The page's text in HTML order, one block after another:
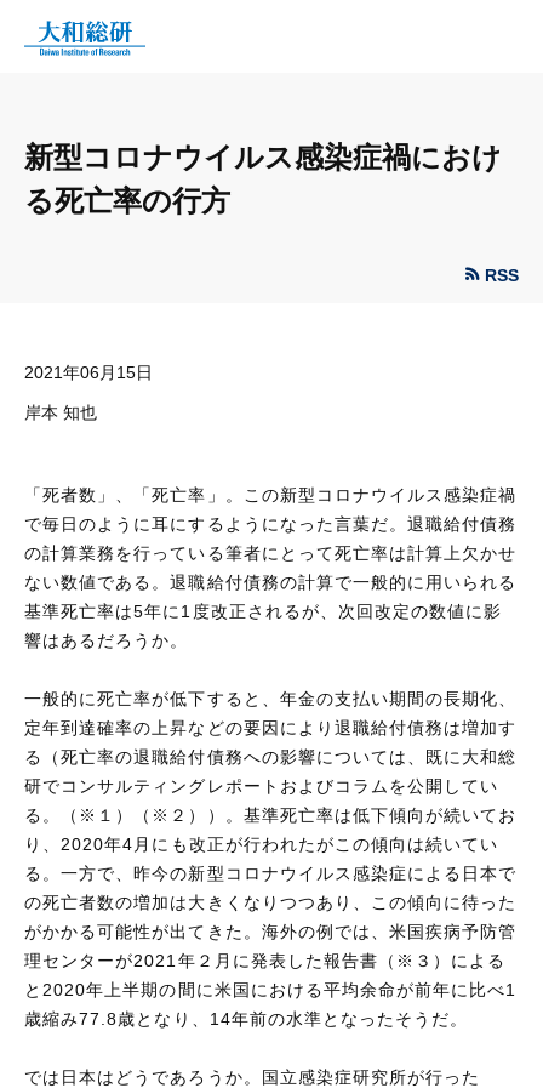
新型コロナウイルス感染症禍におけ
る死亡率の行方
RSS
2021年06月15日
岸本 知也
「死者数」、「死亡率」。この新型コロナウイルス感染症禍
で毎日のように耳にするようになった言葉だ。退職給付債務
の計算業務を行っている筆者にとって死亡率は計算上欠かせ
ない数値である。退職給付債務の計算で一般的に用いられる
基準死亡率は5年に1度改正されるが、次回改定の数値に影
響はあるだろうか。
一般的に死亡率が低下すると、年金の支払い期間の長期化、
定年到達確率の上昇などの要因により退職給付債務は増加す
る（死亡率の退職給付債務への影響については、既に大和総
研でコンサルティングレポートおよびコラムを公開してい
る。（※１）（※２））。基準死亡率は低下傾向が続いてお
り、2020年4月にも改正が行われたがこの傾向は続いてい
る。一方で、昨今の新型コロナウイルス感染症による日本で
の死亡者数の増加は大きくなりつつあり、この傾向に待った
がかかる可能性が出てきた。海外の例では、米国疾病予防管
理センターが2021年２月に発表した報告書（※３）による
と2020年上半期の間に米国における平均余命が前年に比べ1
歳縮み77.8歳となり、14年前の水準となったそうだ。
では日本はどうであろうか。国立感染症研究所が行った